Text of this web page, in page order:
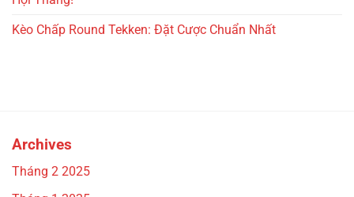
Kèo Chấp Round Tekken: Đặt Cược Chuẩn Nhất
Archives
Tháng 2 2025